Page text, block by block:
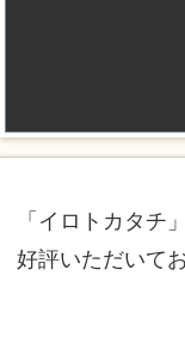
「イロトカタチ
好評いただいて